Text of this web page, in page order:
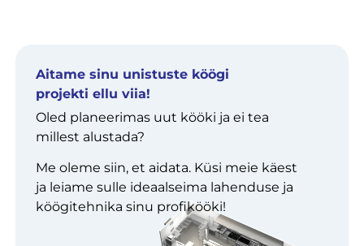
Aitame sinu unistuste köögi
projekti ellu viia!
Oled planeerimas uut kööki ja ei tea
millest alustada?
Me oleme siin, et aidata. Küsi meie käest
ja leiame sulle ideaalseima lahenduse ja
köögitehnika sinu profikööki!